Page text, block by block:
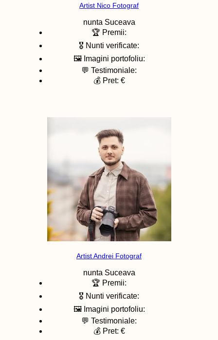
Artist Nico Fotograf
nunta Suceava
🏆 Premii:
🎖️ Nunti verificate:
🖼️ Imagini portofoliu:
💬 Testimoniale:
💰 Pret: €
Artist Andrei Fotograf
nunta Suceava
🏆 Premii:
🎖️ Nunti verificate:
🖼️ Imagini portofoliu:
💬 Testimoniale:
💰 Pret: €